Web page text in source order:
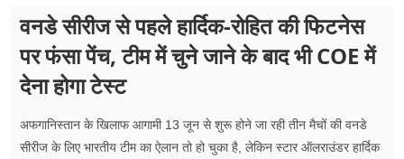
ePaper
वेब स्टोरीज
उत्तर प्रदेश
गैलरी
वनडे सीरीज से पहले हार्दिक-रोहित की फिटनेस
पर फंसा पेंच, टीम में चुने जाने के बाद भी COE में
देना होगा टेस्ट
अफगानिस्तान के खिलाफ आगामी 13 जून से शुरू होने जा रही तीन मैचों की वनडे
सीरीज के लिए भारतीय टीम का ऐलान तो हो चुका है, लेकिन स्टार ऑलराउंडर हार्दिक